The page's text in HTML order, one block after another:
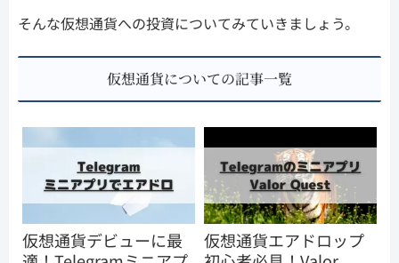
そんな仮想通貨への投資についてみていきましょう。
仮想通貨についての記事一覧
仮想通貨デビューに最
仮想通貨エアドロップ